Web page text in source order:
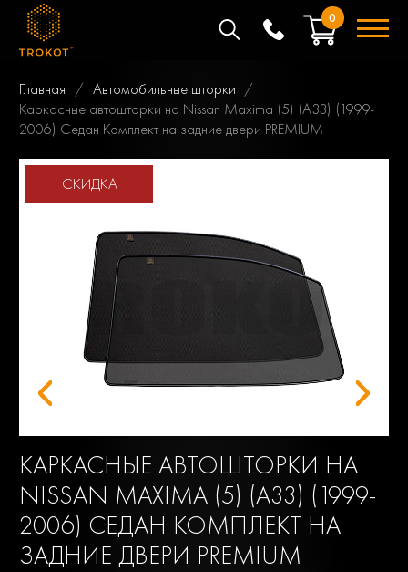
0
Главная
Автомобильные шторки
Каркасные автошторки на Nissan Maxima (5) (A33) (1999-
2006) Седан Комплект на задние двери PREMIUM
КАРКАСНЫЕ АВТОШТОРКИ НА
NISSAN MAXIMA (5) (A33) (1999-
2006) СЕДАН КОМПЛЕКТ НА
ЗАДНИЕ ДВЕРИ PREMIUM
СКИДКА